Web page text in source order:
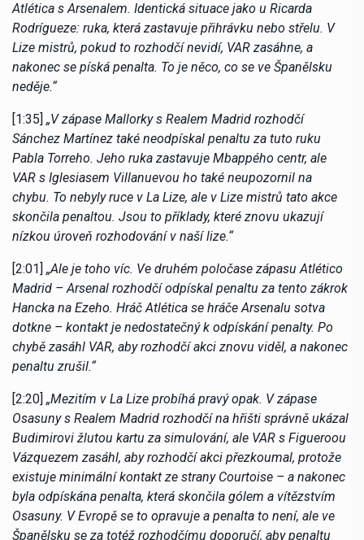
Atlética s Arsenalem. Identická situace jako u Ricarda
Rodrígueze: ruka, která zastavuje přihrávku nebo střelu. V
Lize mistrů, pokud to rozhodčí nevidí, VAR zasáhne, a
nakonec se píská penalta. To je něco, co se ve Španělsku
neděje.“
[1:35] „V zápase Mallorky s Realem Madrid rozhodčí
Sánchez Martínez také neodpískal penaltu za tuto ruku
Pabla Torreho. Jeho ruka zastavuje Mbappého centr, ale
VAR s Iglesiasem Villanuevou ho také neupozornil na
chybu. To nebyly ruce v La Lize, ale v Lize mistrů tato akce
skončila penaltou. Jsou to příklady, které znovu ukazují
nízkou úroveň rozhodování v naší lize.“
[2:01] „Ale je toho víc. Ve druhém poločase zápasu Atlético
Madrid – Arsenal rozhodčí odpískal penaltu za tento zákrok
Hancka na Ezeho. Hráč Atlética se hráče Arsenalu sotva
dotkne – kontakt je nedostatečný k odpískání penalty. Po
chybě zasáhl VAR, aby rozhodčí akci znovu viděl, a nakonec
penaltu zrušil.“
[2:20] „Mezitím v La Lize probíhá pravý opak. V zápase
Osasuny s Realem Madrid rozhodčí na hřišti správně ukázal
Budimirovi žlutou kartu za simulování, ale VAR s Figueroou
Vázquezem zasáhl, aby rozhodčí akci přezkoumal, protože
existuje minimální kontakt ze strany Courtoise – a nakonec
byla odpískána penalta, která skončila gólem a vítězstvím
Osasuny. V Evropě se to opravuje a penalta to není, ale ve
Španělsku se za totéž rozhodčímu doporučí, aby penaltu